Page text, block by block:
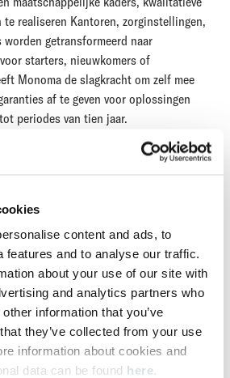
content and ads, to
features and to analyse our traffic.
about your use of our site with
and analytics partners who
information that you’ve
they’ve collected from your use
information about cookies and
data can be found here.
te realiseren Kantoren, zorginstellingen,
worden getransformeerd naar
starters, nieuwkomers of
Monoma de slagkracht om zelf mee
af te geven voor oplossingen
periodes van tien jaar.
Ghering: “De veranderde
organisatie die niet alleen
blijft vernieuwen en inspireren. Een
betrouwbaarheid, duurzaamheid en
is Mosaic World; de verbinder
merken B-Right, Plaza Resident
Monoma en WatchTower Security
dat steden bestaan uit
gemeenschappen bestaan uit
tussen mensen en ruimtes, zowel